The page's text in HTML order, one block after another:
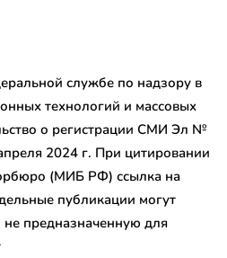
службе по надзору в
технологий и массовых
о регистрации СМИ Эл №
2024 г. При цитировании
(МИБ РФ) ссылка на
публикации могут
предназначенную для